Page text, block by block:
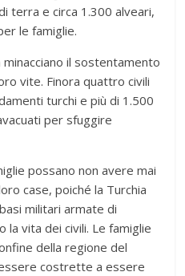
terra e circa 1.300 alveari,
le famiglie.
il sostentamento
vite. Finora quattro civili
turchi e più di 1.500
per sfuggire
possano non avere mai
case, poiché la Turchia
militari armate di
la vita dei civili. Le famiglie
della regione del
costrette a essere